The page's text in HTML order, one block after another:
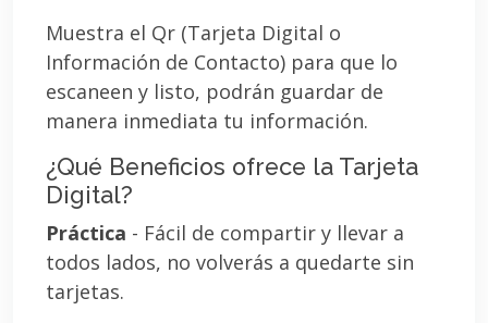
Muestra el Qr (Tarjeta Digital o
Información de Contacto) para que lo
escaneen y listo, podrán guardar de
manera inmediata tu información.
¿Qué Beneficios ofrece la Tarjeta
Digital?
Práctica - Fácil de compartir y llevar a
todos lados, no volverás a quedarte sin
tarjetas.